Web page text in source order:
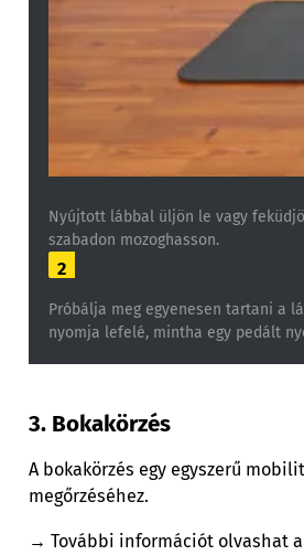
Nyújtott lábbal üljön le vagy
szabadon mozoghasson.
2
Próbálja meg egyenesen tartani a
nyomja lefelé, mintha egy pedált
3. Bokakörzés
A bokakörzés egy egyszerű
megőrzéséhez.
→ További információt olvashat